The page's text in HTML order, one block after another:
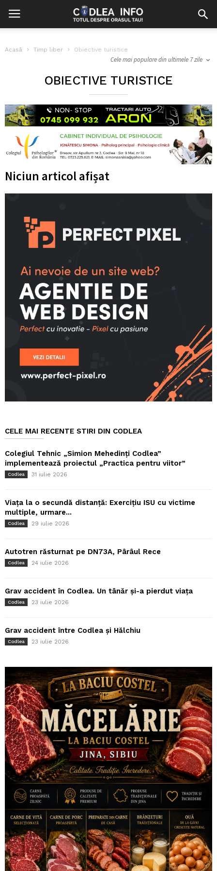
Acasă Timp liber Obiective turistice
Cele mai populare din ultimele 7 zile
OBIECTIVE TURISTICE
Niciun articol afișat
CELE MAI RECENTE STIRI DIN CODLEA
Colegiul Tehnic „Simion Mehedinți Codlea”
implementează proiectul „Practica pentru viitor”
Codlea 31 iulie 2026
Viața la o secundă distanță: Exercițiu ISU cu victime
multiple, urmare...
Codlea 29 iulie 2026
Autotren răsturnat pe DN73A, Pârâul Rece
Codlea 24 iulie 2026
Grav accident în Codlea. Un tânăr și-a pierdut viața
Codlea 23 iulie 2026
Grav accident între Codlea și Hălchiu
Codlea 23 iulie 2026